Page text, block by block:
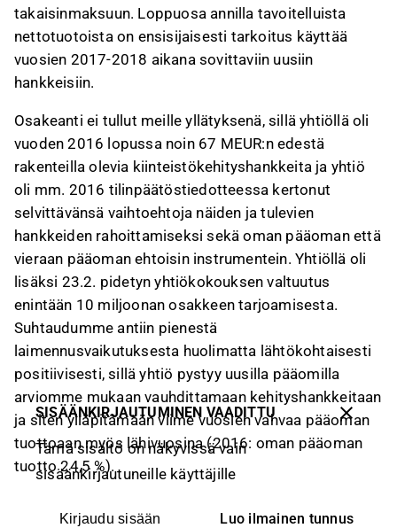
takaisinmaksuun. Loppuosa annilla tavoitelluista
nettotuotoista on ensisijaisesti tarkoitus käyttää
vuosien 2017-2018 aikana sovittaviin uusiin
hankkeisiin.
Osakeanti ei tullut meille yllätyksenä, sillä yhtiöllä oli
vuoden 2016 lopussa noin 67 MEUR:n edestä
rakenteilla olevia kiinteistökehityshankkeita ja yhtiö
oli mm. 2016 tilinpäätöstiedotteessa kertonut
selvittävänsä vaihtoehtoja näiden ja tulevien
hankkeiden rahoittamiseksi sekä oman pääoman että
vieraan pääoman ehtoisin instrumentein. Yhtiöllä oli
lisäksi 23.2. pidetyn yhtiökokouksen valtuutus
enintään 10 miljoonan osakkeen tarjoamisesta.
Suhtaudumme antiin pienestä
laimennusvaikutuksesta huolimatta lähtökohtaisesti
positiivisesti, sillä yhtiö pystyy uusilla pääomilla
arviomme mukaan vauhdittamaan kehityshankkeitaan
ja siten ylläpitämään viime vuosien vahvaa pääoman
tuottoaan myös lähivuosina (2016: oman pääoman
tuotto 24,5 %).
SISÄÄNKIRJAUTUMINEN VAADITTU
Tämä sisältö on näkyvissä vain
sisäänkirjautuneille käyttäjille
Kirjaudu sisään Luo ilmainen tunnus